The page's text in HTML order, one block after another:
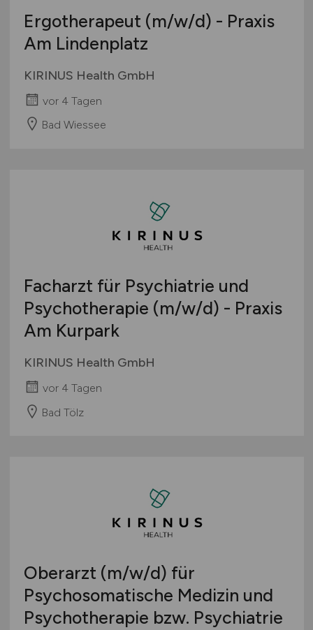
Ergotherapeut (m/w/d) - Praxis
Am Lindenplatz
KIRINUS Health GmbH
vor 4 Tagen
Bad Wiessee
Facharzt für Psychiatrie und
Psychotherapie (m/w/d) - Praxis
Am Kurpark
KIRINUS Health GmbH
vor 4 Tagen
Bad Tölz
Oberarzt (m/w/d) für
Psychosomatische Medizin und
Psychotherapie bzw. Psychiatrie